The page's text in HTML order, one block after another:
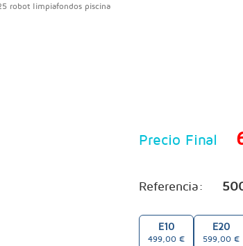
robot limpiafondos piscina
Precio Final
Referencia:
E10
499,00 €
E20
599,00 €